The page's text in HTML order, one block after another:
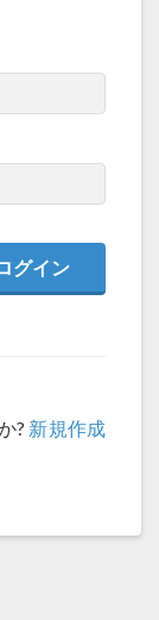
? 新規作成